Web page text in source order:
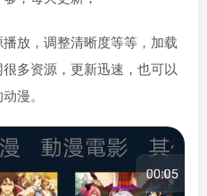
放，调整清晰度等等，加载
多资源，更新迅速，也可以
漫。